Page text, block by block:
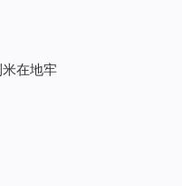
米在地牢